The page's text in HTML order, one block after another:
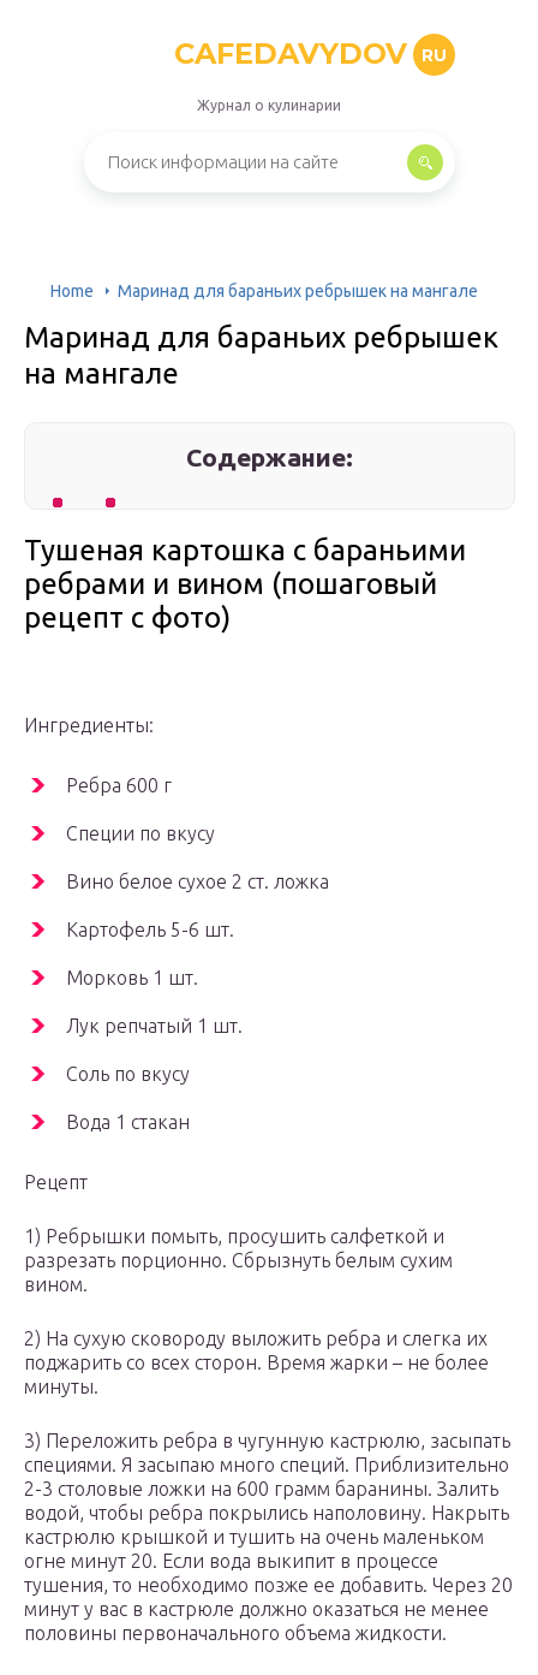
CAFEDAVYDOV RU
Журнал о кулинарии
Home Маринад для бараньих ребрышек на мангале
Маринад для бараньих ребрышек
на мангале
Содержание:
Тушеная картошка с бараньими
ребрами и вином (пошаговый
рецепт с фото)
Ингредиенты:
Ребра 600 г
Специи по вкусу
Вино белое сухое 2 ст. ложка
Картофель 5-6 шт.
Морковь 1 шт.
Лук репчатый 1 шт.
Соль по вкусу
Вода 1 стакан
Рецепт
1) Ребрышки помыть, просушить салфеткой и
разрезать порционно. Сбрызнуть белым сухим
вином.
2) На сухую сковороду выложить ребра и слегка их
поджарить со всех сторон. Время жарки – не более
минуты.
3) Переложить ребра в чугунную кастрюлю, засыпать
специями. Я засыпаю много специй. Приблизительно
2-3 столовые ложки на 600 грамм баранины. Залить
водой, чтобы ребра покрылись наполовину. Накрыть
кастрюлю крышкой и тушить на очень маленьком
огне минут 20. Если вода выкипит в процессе
тушения, то необходимо позже ее добавить. Через 20
минут у вас в кастрюле должно оказаться не менее
половины первоначального объема жидкости.